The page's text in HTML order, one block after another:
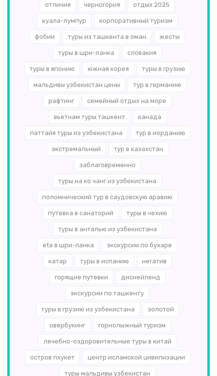
отличия черногория отдых 2025
куала-лумпур корпоративный туризм
фобии туры из ташкента в оман жесты
туры в шри-ланка словакия
туры в японию южная корея туры в грузию
мальдивы узбекистан цены тур в германию
рафтинг семейный отдых на море
вьетнам туры ташкент канада
паттайя туры из узбекистана тур в иорданию
экстремальный тур в казахстан
заблаговременно
туры на ко чанг из узбекистана
поломнический тур в саудовскую аравию
путевка в санаторий туры в чехию
туры в анталью из узбекистана
eta в шри-ланка экскурсии по бухаре
катар туры в испанию негатив
горящие путевки диснейленд
экскурсии по ташкенту
туры в грузию из узбекистана золотой
овербукинг горнолыжный туризм
лечебно-оздоровительные туры в китай
остров пхукет центр исламской цивилизации
туры мальдивы узбекистан